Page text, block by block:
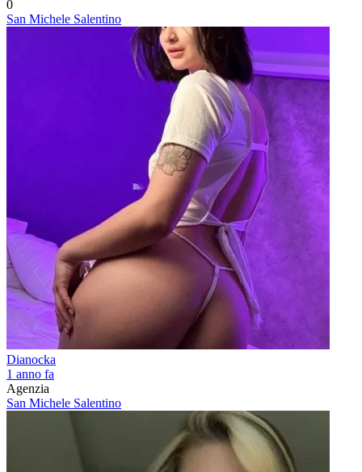
0
San Michele Salentino
Dianocka
1 anno fa
Agenzia
San Michele Salentino